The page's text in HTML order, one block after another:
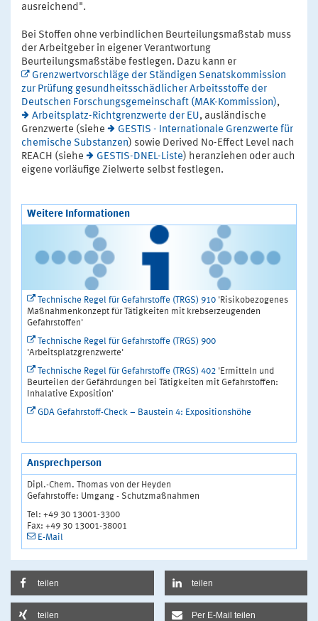
ausreichend".
Bei Stoffen ohne verbindlichen Beurteilungsmaßstab muss
der Arbeitgeber in eigener Verantwortung
Beurteilungsmaßstäbe festlegen. Dazu kann er
Grenzwertvorschläge der Ständigen Senatskommission
zur Prüfung gesundheitsschädlicher Arbeitsstoffe der
Deutschen Forschungsgemeinschaft (MAK-Kommission),
Arbeitsplatz-Richtgrenzwerte der EU, ausländische
Grenzwerte (siehe
GESTIS - Internationale Grenzwerte für
chemische Substanzen) sowie Derived No-Effect Level nach
REACH (siehe
GESTIS-DNEL-Liste) heranziehen oder auch
eigene vorläufige Zielwerte selbst festlegen.
Weitere Informationen
Technische Regel für Gefahrstoffe (TRGS) 910 'Risikobezogenes
Maßnahmenkonzept für Tätigkeiten mit krebserzeugenden
Gefahrstoffen'
Technische Regel für Gefahrstoffe (TRGS) 900
'Arbeitsplatzgrenzwerte'
Technische Regel für Gefahrstoffe (TRGS) 402 'Ermitteln und
Beurteilen der Gefährdungen bei Tätigkeiten mit Gefahrstoffen:
Inhalative Exposition'
GDA Gefahrstoff-Check – Baustein 4: Expositionshöhe
Ansprechperson
Dipl.-Chem. Thomas von der Heyden
Gefahrstoffe: Umgang - Schutzmaßnahmen
Tel: +49 30 13001-3300
Fax: +49 30 13001-38001
E-Mail
teilen teilen
teilen Per E-Mail teilen